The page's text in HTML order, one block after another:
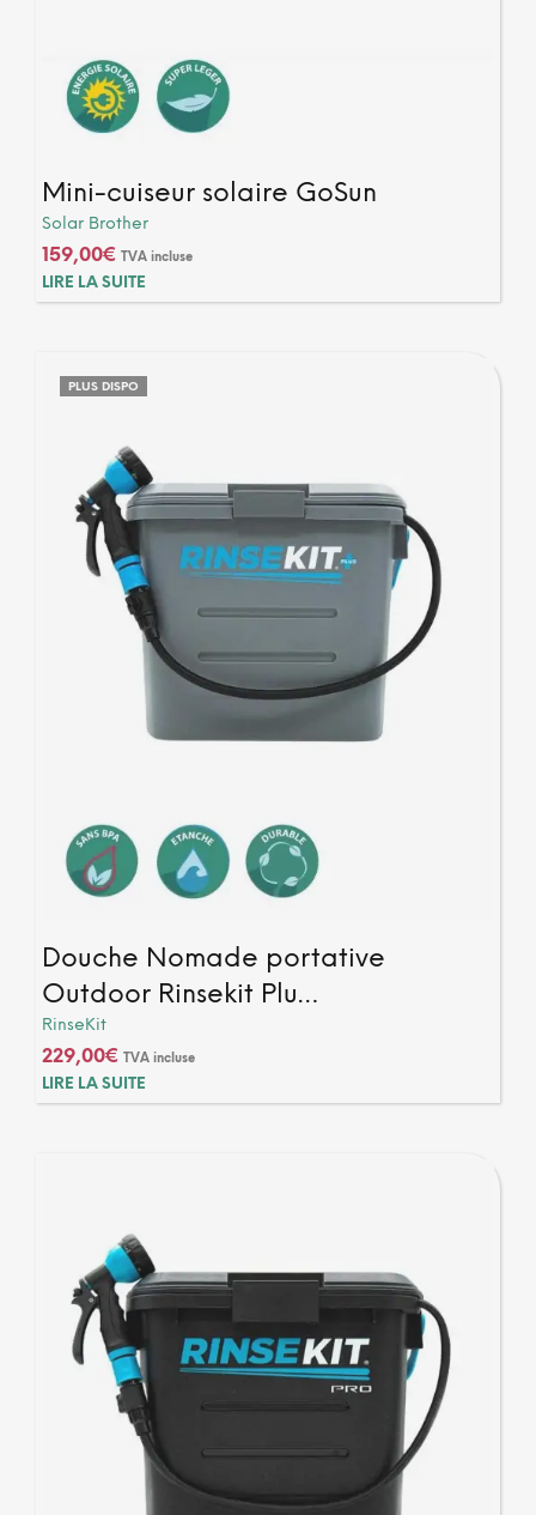
Mini-cuiseur solaire GoSun
Solar Brother
159,00€ TVA incluse
LIRE LA SUITE
PLUS DISPO
Douche Nomade portative
Outdoor Rinsekit Plu…
RinseKit
229,00€ TVA incluse
LIRE LA SUITE